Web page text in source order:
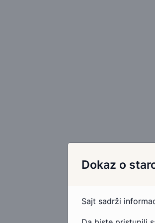
Dokaz o
Sajt sadrži